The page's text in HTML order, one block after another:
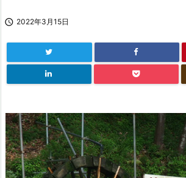
 2022年3月15日